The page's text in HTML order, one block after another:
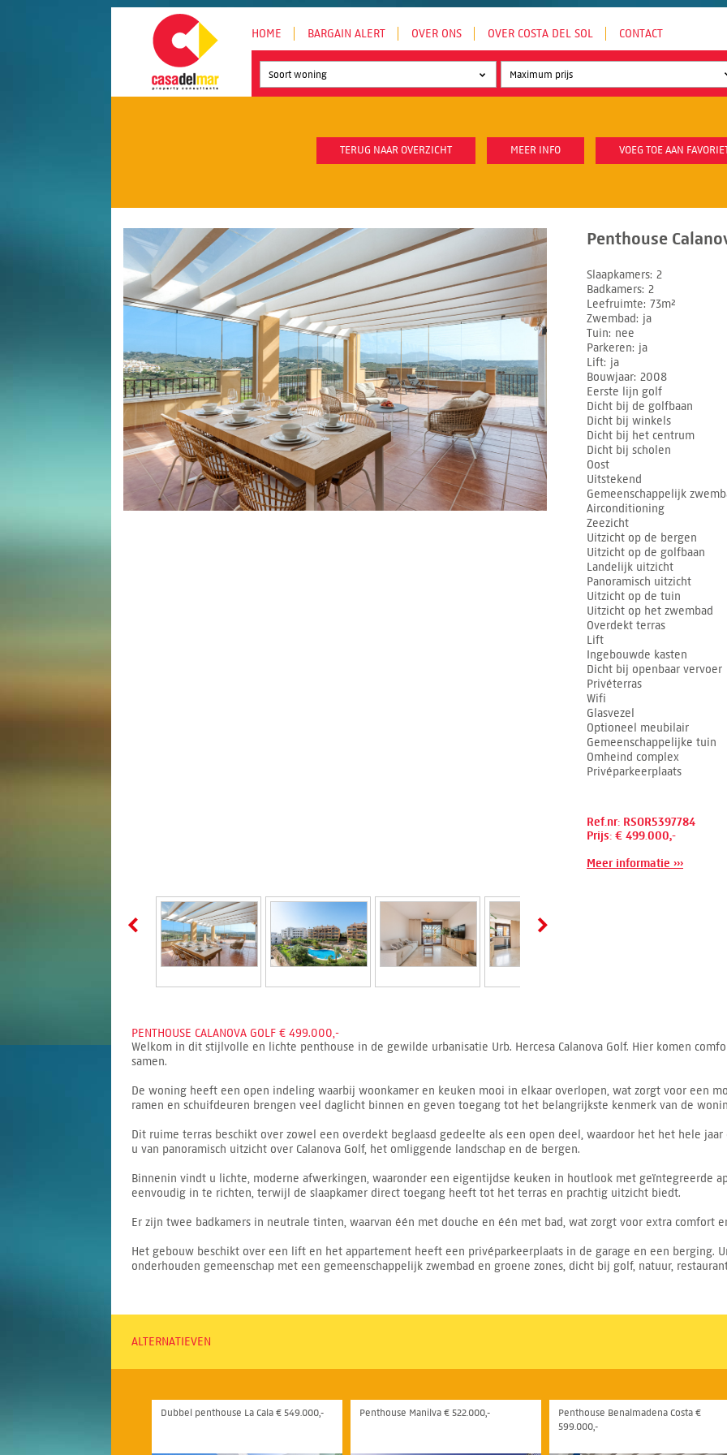
HOME BARGAIN ALERT OVER ONS OVER COSTA DEL SOL CONTACT
Soort woning
TERUG NAAR OVERZICHT MEER INFO VOEG TOE AAN
Penthouse
Slaapkamers 2
Badkamers 2
Leefruimte 73m²
Zwembad
ja
Tuin nee
Parkeren ja
Lift ja
Bouwjaar 2008
Eerste lijn golf
Dicht bij de golfbaan
Dicht bij winkels
Dicht bij het centrum
Dicht bij scholen
Oost
Uitstekend
Gemeenschappelijk
Airconditioning
Zeezicht
Uitzicht op de bergen
Uitzicht op de golfbaan
Landelijk uitzicht
Panoramisch uitzicht
Uitzicht op de tuin
Uitzicht op het zwembad
Overdekt terras
Lift
Ingebouwde kasten
Dicht bij openbaar vervoer
Privéterras
Wifi
Glasvezel
Optioneel meubilair
Gemeenschappelijke tuin
Omheind complex
Privéparkeerplaats
Ref.nr: RSOR5397784
Prijs: € 499.000,-
Meer informatie ›››
PENTHOUSE CALANOVA GOLF € 499.000,-
Welkom in dit stijlvolle en lichte penthouse in de gewilde urbanisatie Urb. Hercesa Calanova Golf. Hier komen
samen.
De woning heeft een open indeling waarbij woonkamer en keuken mooi in elkaar overlopen, wat zorgt voor een
ramen en schuifdeuren brengen veel daglicht binnen en geven toegang tot het belangrijkste kenmerk van de
Dit ruime terras beschikt over zowel een overdekt beglaasd gedeelte als een open deel, waardoor het het hele
u van panoramisch uitzicht over Calanova Golf, het omliggende landschap en de bergen.
Binnenin vindt u lichte, moderne afwerkingen, waaronder een eigentijdse keuken in houtlook met geïntegreerde
eenvoudig in te richten, terwijl de slaapkamer direct toegang heeft tot het terras en prachtig uitzicht biedt.
Er zijn twee badkamers in neutrale tinten, waarvan één met douche en één met bad, wat zorgt voor extra comfort
Het gebouw beschikt over een lift en het appartement heeft een privéparkeerplaats in de garage en een berging.
onderhouden gemeenschap met een gemeenschappelijk zwembad en groene zones, dicht bij golf, natuur,
ALTERNATIEVEN
Dubbel penthouse La Cala € 549.000,- Penthouse Manilva € 522.000,-
Penthouse Benalmadena Costa €
599.000,-